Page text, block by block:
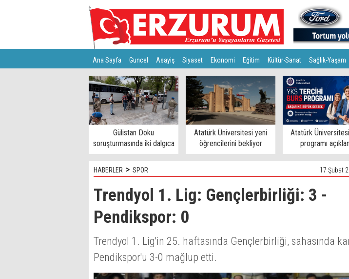
Ana Sayfa Guncel Asayiş Siyaset Ekonomi Eğitim Kültür-Sanat Sağlık-Yaşam
Türkiye Teknoloji
Gülistan Doku
soruşturmasında iki dalgıca
tutuklama
Atatürk Üniversitesi yeni
öğrencilerini bekliyor
Atatürk
programı
HABERLER > SPOR 17 Şubat
Trendyol 1. Lig: Gençlerbirliği: 3 -
Pendikspor: 0
Trendyol 1. Lig'in 25. haftasında Gençlerbirliği, sahasında
Pendikspor'u 3-0 mağlup etti.